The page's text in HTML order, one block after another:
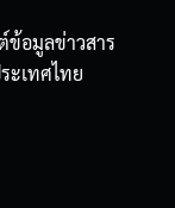
ข้อมูลข่าวสาร
ะเทศไทย